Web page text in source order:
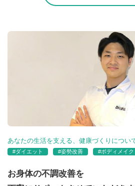
あなたの生活を支える、健康づくりについ
#ダイエット #姿勢改善 #ボディメイク
お身体の不調改善を